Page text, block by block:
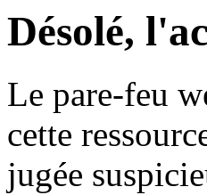
Désolé,
Le pare-feu
cette
jugée